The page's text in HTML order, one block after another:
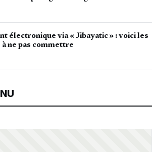
électronique via « Jibayatic » : voici les
ne pas commettre